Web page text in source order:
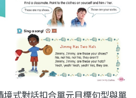
境式對話扣合單元目標句型與單